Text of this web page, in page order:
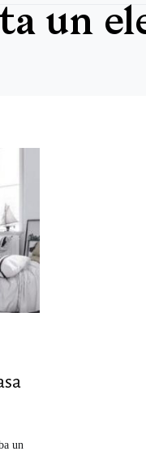
un
un